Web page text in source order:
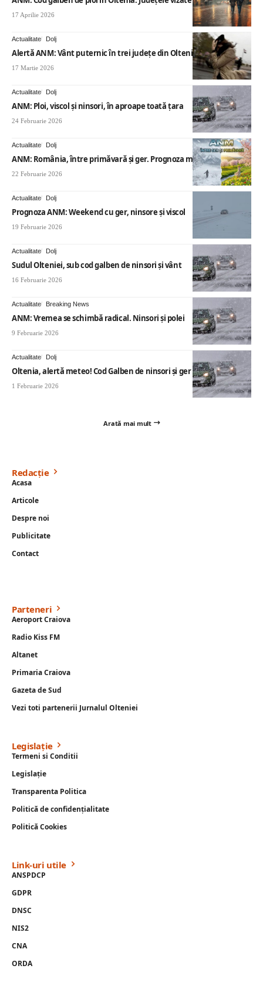
17 Aprilie 2026
Actualitate Dolj
Alertă ANM: Vânt puternic în trei județe din Oltenia
17 Martie 2026
Actualitate Dolj
ANM: Ploi, viscol și ninsori, în aproape toată țara
24 Februarie 2026
Actualitate Dolj
ANM: România, între primăvară și ger. Prognoza meteo nouă
22 Februarie 2026
Actualitate Dolj
Prognoza ANM: Weekend cu ger, ninsore și viscol
19 Februarie 2026
Actualitate Dolj
Sudul Olteniei, sub cod galben de ninsori și vânt
16 Februarie 2026
Actualitate Breaking News
ANM: Vremea se schimbă radical. Ninsori și polei
9 Februarie 2026
Actualitate Dolj
Oltenia, alertă meteo! Cod Galben de ninsori și ger
1 Februarie 2026
Arată mai mult
Redacție
Acasa
Articole
Despre noi
Publicitate
Contact
Parteneri
Aeroport Craiova
Radio Kiss FM
Altanet
Primaria Craiova
Gazeta de Sud
Vezi toti partenerii Jurnalul Olteniei
Legislație
Termeni si Conditii
Legislație
Transparenta Politica
Politică de confidențialitate
Politică Cookies
Link-uri utile
ANSPDCP
GDPR
DNSC
NIS2
CNA
ORDA